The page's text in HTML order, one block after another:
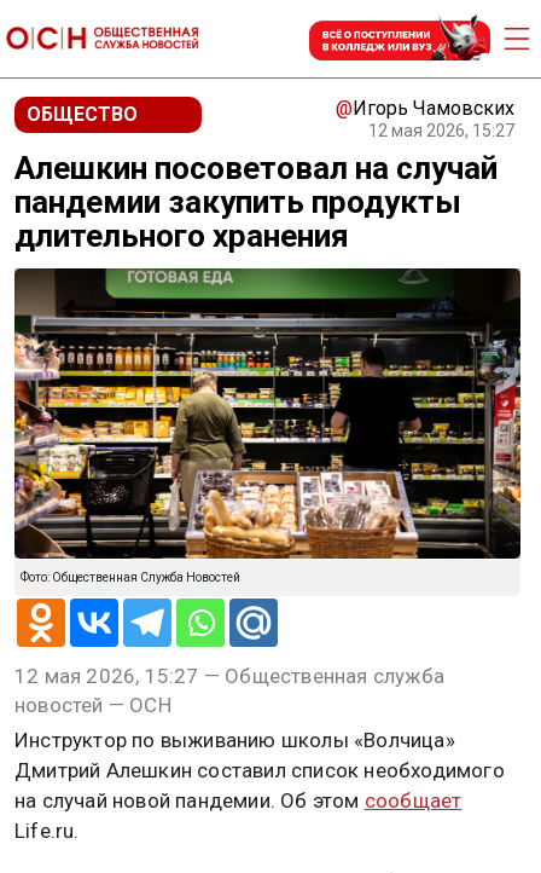
ОБЩЕСТВО @Игорь Чамовских
12 мая 2026, 15:27
Алешкин посоветовал на случай
пандемии закупить продукты
длительного хранения
Фото: Общественная Служба Новостей
12 мая 2026, 15:27 — Общественная служба
новостей — ОСН
Инструктор по выживанию школы «Волчица»
Дмитрий Алешкин составил список необходимого
на случай новой пандемии. Об этом сообщает
Life.ru.